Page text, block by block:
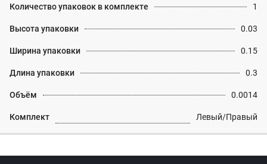
Количество упаковок в комплекте 1
Высота упаковки 0.03
Ширина упаковки 0.15
Длина упаковки 0.3
Объём 0.0014
Комплект Левый/Правый